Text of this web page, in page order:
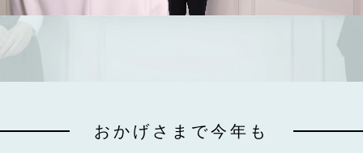
おかげさまで今年も